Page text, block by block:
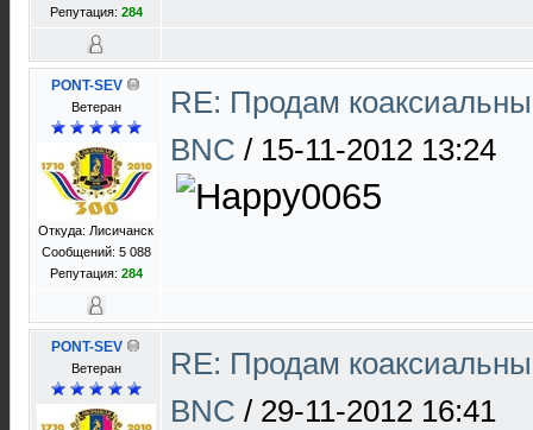
Репутация: 284
PONT-SEV
Ветеран
Откуда: Лисичанск
Сообщений: 5 088
Репутация: 284
RE: Продам
BNC / 15-11-2012 13:24
PONT-SEV
Ветеран
RE: Продам
BNC / 29-11-2012 16:41